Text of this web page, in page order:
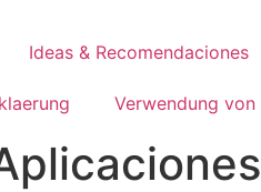
Ideas & Recomendaciones
Verwendung